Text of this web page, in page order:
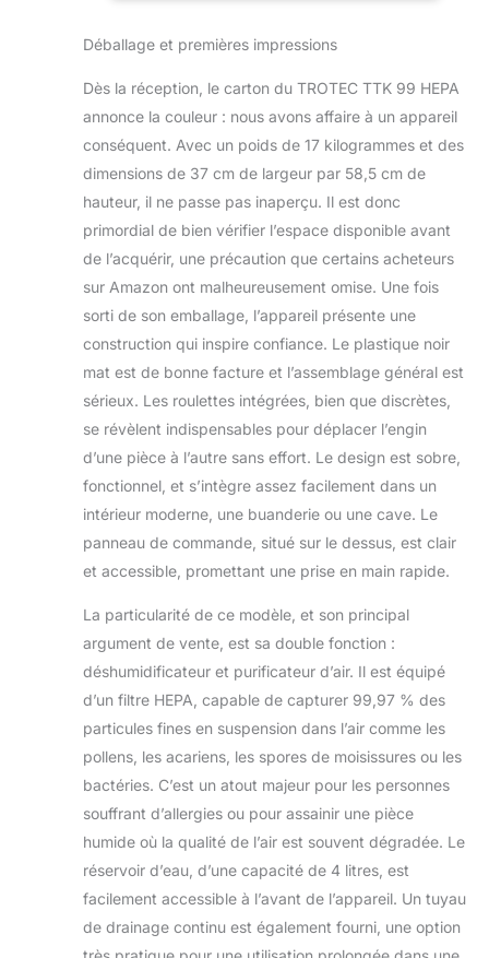
vous indique la valeur actuelle de
valeur-cible d'humidité ainsi que le
nombre d’heures de la minuterie. Très
simple à remplacer, le filtre HEPA
retient jusqu'à 95 % des polluants de
l’air ambiant, tels que les agents
pathogènes, les pollens, les spores de
moisissures, les poussières fines ou
les allergènes. Le filtre à air, lui aussi
facile à extraire, retient les peluches et
les poils d'animaux et s’essuie ou se
lave vite et simplement. Le bac
collecteur d'eau amovible dispose
d’une capacité de 4 litres. L’appareil
s’arrête automatiquement lorsque le
bac est plein et le signale par LED. Un
tuyau peut être raccordé au dos de
l’appareil afin que l’eau de
condensation puisse s’écouler en
permanence.
Déballage et premières impressions
Dès la réception, le carton du TROTEC TTK 99 HEPA
annonce la couleur : nous avons affaire à un appareil
conséquent. Avec un poids de 17 kilogrammes et des
dimensions de 37 cm de largeur par 58,5 cm de
hauteur, il ne passe pas inaperçu. Il est donc
primordial de bien vérifier l’espace disponible avant
de l’acquérir, une précaution que certains acheteurs
sur Amazon ont malheureusement omise. Une fois
sorti de son emballage, l’appareil présente une
construction qui inspire confiance. Le plastique noir
mat est de bonne facture et l’assemblage général est
sérieux. Les roulettes intégrées, bien que discrètes,
se révèlent indispensables pour déplacer l’engin
d’une pièce à l’autre sans effort. Le design est sobre,
fonctionnel, et s’intègre assez facilement dans un
intérieur moderne, une buanderie ou une cave. Le
panneau de commande, situé sur le dessus, est clair
et accessible, promettant une prise en main rapide.
La particularité de ce modèle, et son principal
argument de vente, est sa double fonction :
déshumidificateur et purificateur d’air. Il est équipé
d’un filtre HEPA, capable de capturer 99,97 % des
particules fines en suspension dans l’air comme les
pollens, les acariens, les spores de moisissures ou les
bactéries. C’est un atout majeur pour les personnes
souffrant d’allergies ou pour assainir une pièce
humide où la qualité de l’air est souvent dégradée. Le
réservoir d’eau, d’une capacité de 4 litres, est
facilement accessible à l’avant de l’appareil. Un tuyau
de drainage continu est également fourni, une option